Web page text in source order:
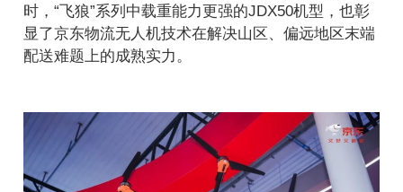
时，“飞狼”系列中载重能力更强的JDX50机型，也彰
显了京东物流无人机技术在解决山区、偏远地区末端
配送难题上的成熟实力。